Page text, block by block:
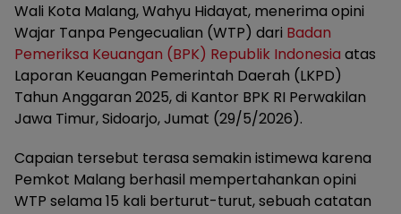
Wali Kota Malang, Wahyu Hidayat, menerima opini
Wajar Tanpa Pengecualian (WTP) dari Badan
Pemeriksa Keuangan (BPK) Republik Indonesia atas
Laporan Keuangan Pemerintah Daerah (LKPD)
Tahun Anggaran 2025, di Kantor BPK RI Perwakilan
Jawa Timur, Sidoarjo, Jumat (29/5/2026).
Capaian tersebut terasa semakin istimewa karena
Pemkot Malang berhasil mempertahankan opini
WTP selama 15 kali berturut-turut, sebuah catatan